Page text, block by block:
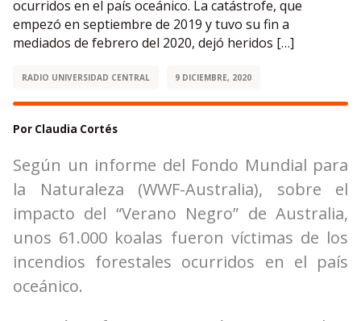
ocurridos en el país oceánico. La catástrofe, que
empezó en septiembre de 2019 y tuvo su fin a
mediados de febrero del 2020, dejó heridos […]
RADIO UNIVERSIDAD CENTRAL 9 DICIEMBRE, 2020
Por Claudia Cortés
Según un informe del Fondo Mundial para
la Naturaleza (WWF-Australia), sobre el
impacto del “Verano Negro” de Australia,
unos 61.000 koalas fueron víctimas de los
incendios forestales ocurridos en el país
oceánico.